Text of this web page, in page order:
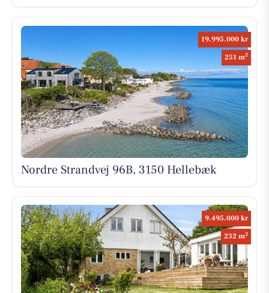
19.995.000 kr
251 m2
Nordre Strandvej 96B, 3150 Hellebæk
9.495.000 kr
232 m2